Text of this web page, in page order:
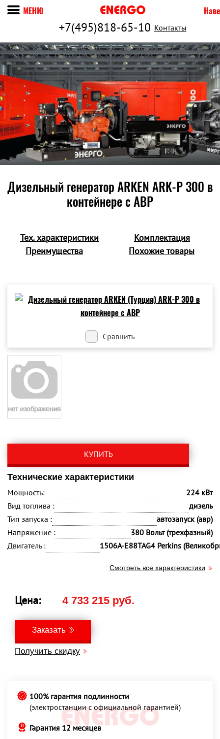
+7(495)818-65-10 Контакты
МЕНЮ
Дизельный генератор ARKEN ARK-P 300 в
контейнере c АВР
Тех. характеристики
Комплектация
Преимущества
Похожие товары
Сравнить
КУПИТЬ
Технические характеристики
Мощность:
224 кВт
Вид топлива :
дизель
Тип запуска :
автозапуск (авр)
Напряжение :
380 Вольт (трехфазный)
Двигатель :
1506A-E88TAG4 Perkins
Смотреть все характеристики
Цена: 4 733 215 руб.
Заказать
Получить скидку
100% гарантия подлинности
(электростанции с официальной гарантией)
Гарантия 12 месяцев